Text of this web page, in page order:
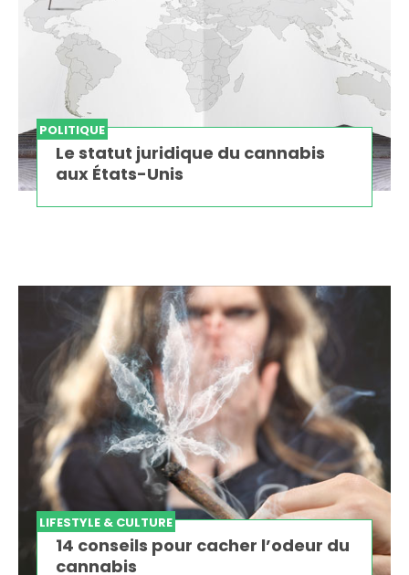
POLITIQUE
Le statut juridique du cannabis
aux États-Unis
LIFESTYLE & CULTURE
14 conseils pour cacher l’odeur du
cannabis